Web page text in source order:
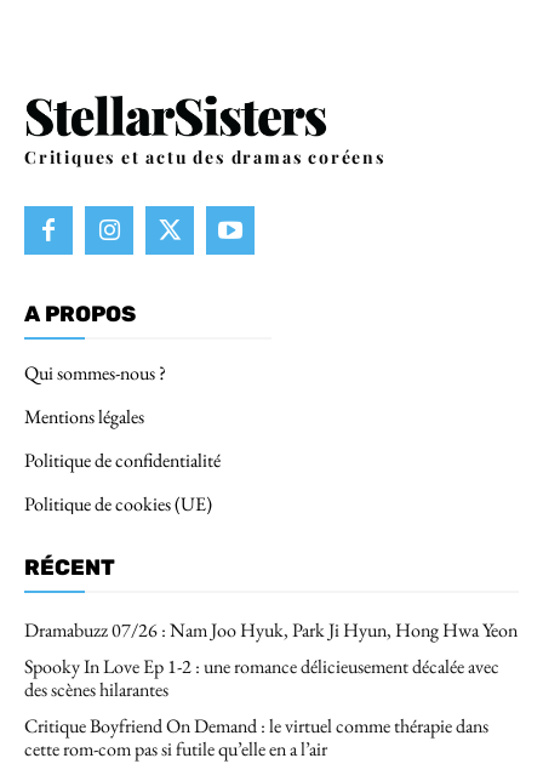
Critiques et actu des dramas coréens
A PROPOS
Qui sommes-nous ?
Mentions légales
Politique de confidentialité
Politique de cookies (UE)
RÉCENT
Dramabuzz 07/26 : Nam Joo Hyuk, Park Ji Hyun, Hong Hwa Yeon
Spooky In Love Ep 1-2 : une romance délicieusement décalée avec
des scènes hilarantes
Critique Boyfriend On Demand : le virtuel comme thérapie dans
cette rom-com pas si futile qu’elle en a l’air